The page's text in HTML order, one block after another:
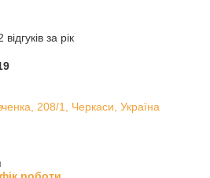
за рік
208/1, Черкаси, Україна